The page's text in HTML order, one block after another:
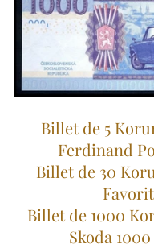
Billet de 5
Ferdinand
Billet de 30
Favorit
Billet de 1000
Skoda